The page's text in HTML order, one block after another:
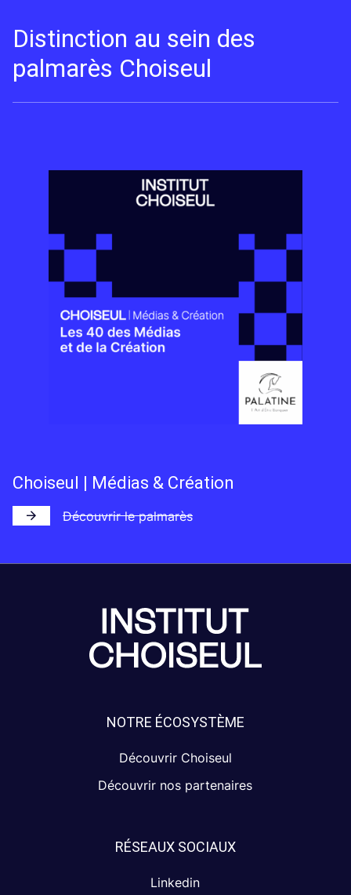
Distinction au sein des
palmarès Choiseul
Choiseul | Médias & Création
Découvrir le palmarès
NOTRE ÉCOSYSTÈME
Découvrir Choiseul
Découvrir nos partenaires
RÉSEAUX SOCIAUX
Linkedin